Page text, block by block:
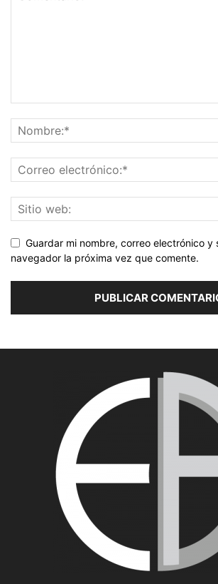
Guardar mi nombre, correo electrónico y
navegador la próxima vez que comente.